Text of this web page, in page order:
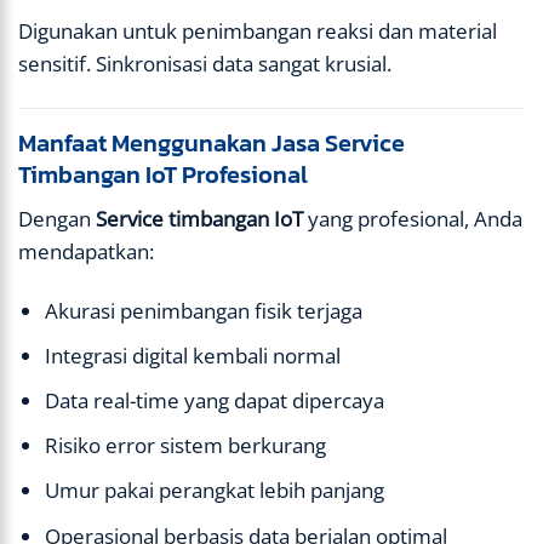
Digunakan untuk penimbangan reaksi dan material
sensitif. Sinkronisasi data sangat krusial.
Manfaat Menggunakan Jasa Service
Timbangan IoT Profesional
Dengan Service timbangan IoTyang profesional, Anda
mendapatkan:
Akurasi penimbangan fisik terjaga
Integrasi digital kembali normal
Data real-time yang dapat dipercaya
Risiko error sistem berkurang
Umur pakai perangkat lebih panjang
Operasional berbasis data berjalan optimal